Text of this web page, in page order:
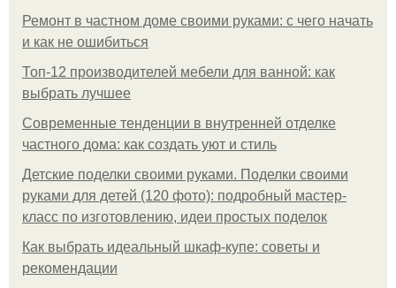
Ремонт в частном доме своими руками: с чего начать
и как не ошибиться
Топ-12 производителей мебели для ванной: как
выбрать лучшее
Современные тенденции в внутренней отделке
частного дома: как создать уют и стиль
Детские поделки своими руками. Поделки своими
руками для детей (120 фото): подробный мастер-
класс по изготовлению, идеи простых поделок
Как выбрать идеальный шкаф-купе: советы и
рекомендации